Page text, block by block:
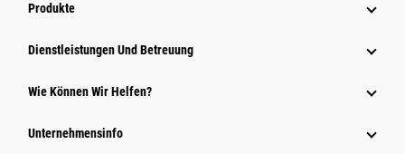
Produkte
Dienstleistungen Und Betreuung
Wie Können Wir Helfen?
Unternehmensinfo